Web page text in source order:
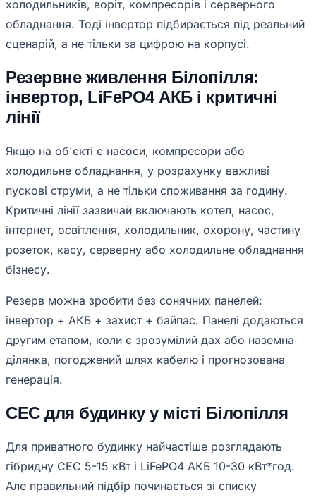
холодильників, воріт, компресорів і серверного
обладнання. Тоді інвертор підбирається під реальний
сценарій, а не тільки за цифрою на корпусі.
Резервне живлення Білопілля:
інвертор, LiFePO4 АКБ і критичні
лінії
Якщо на об'єкті є насоси, компресори або
холодильне обладнання, у розрахунку важливі
пускові струми, а не тільки споживання за годину.
Критичні лінії зазвичай включають котел, насос,
інтернет, освітлення, холодильник, охорону, частину
розеток, касу, серверну або холодильне обладнання
бізнесу.
Резерв можна зробити без сонячних панелей:
інвертор + АКБ + захист + байпас. Панелі додаються
другим етапом, коли є зрозумілий дах або наземна
ділянка, погоджений шлях кабелю і прогнозована
генерація.
СЕС для будинку у місті Білопілля
Для приватного будинку найчастіше розглядають
гібридну СЕС 5-15 кВт і LiFePO4 АКБ 10-30 кВт*год.
Але правильний підбір починається зі списку